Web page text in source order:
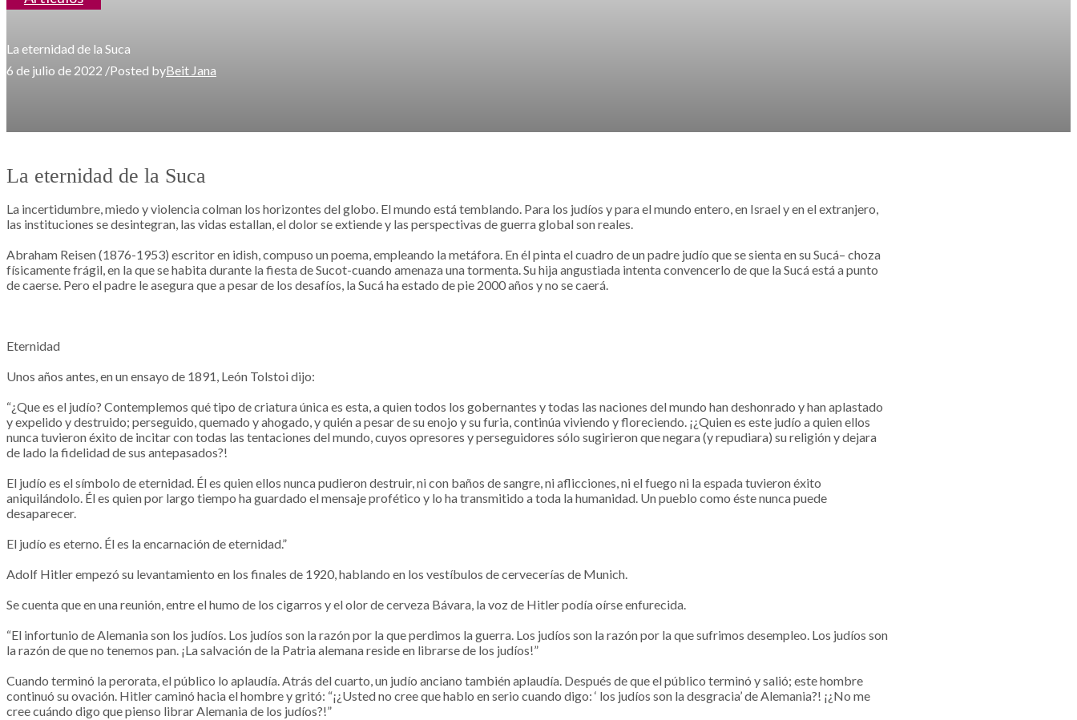
La eternidad de la Suca
6 de julio de 2022 /Posted byBeit Jana
La eternidad de la Suca
La incertidumbre, miedo y violencia colman los horizontes del globo. El mundo está temblando. Para los judíos y para el mundo entero, en Israel y en el extranjero,
las instituciones se desintegran, las vidas estallan, el dolor se extiende y las perspectivas de guerra global son reales.
Abraham Reisen (1876-1953) escritor en idish, compuso un poema, empleando la metáfora. En él pinta el cuadro de un padre judío que se sienta en su Sucá– choza
físicamente frágil, en la que se habita durante la fiesta de Sucot-cuando amenaza una tormenta. Su hija angustiada intenta convencerlo de que la Sucá está a punto
de caerse. Pero el padre le asegura que a pesar de los desafíos, la Sucá ha estado de pie 2000 años y no se caerá.
Eternidad
Unos años antes, en un ensayo de 1891, León Tolstoi dijo:
“¿Que es el judío? Contemplemos qué tipo de criatura única es esta, a quien todos los gobernantes y todas las naciones del mundo han deshonrado y han aplastado
y expelido y destruido; perseguido, quemado y ahogado, y quién a pesar de su enojo y su furia, continúa viviendo y floreciendo. ¡¿Quien es este judío a quien ellos
nunca tuvieron éxito de incitar con todas las tentaciones del mundo, cuyos opresores y perseguidores sólo sugirieron que negara (y repudiara) su religión y dejara
de lado la fidelidad de sus antepasados?!
El judío es el símbolo de eternidad. Él es quien ellos nunca pudieron destruir, ni con baños de sangre, ni aflicciones, ni el fuego ni la espada tuvieron éxito
aniquilándolo. Él es quien por largo tiempo ha guardado el mensaje profético y lo ha transmitido a toda la humanidad. Un pueblo como éste nunca puede
desaparecer.
El judío es eterno. Él es la encarnación de eternidad.”
Adolf Hitler empezó su levantamiento en los finales de 1920, hablando en los vestíbulos de cervecerías de Munich.
Se cuenta que en una reunión, entre el humo de los cigarros y el olor de cerveza Bávara, la voz de Hitler podía oírse enfurecida.
“El infortunio de Alemania son los judíos. Los judíos son la razón por la que perdimos la guerra. Los judíos son la razón por la que sufrimos desempleo. Los judíos son
la razón de que no tenemos pan. ¡La salvación de la Patria alemana reside en librarse de los judíos!”
Cuando terminó la perorata, el público lo aplaudía. Atrás del cuarto, un judío anciano también aplaudía. Después de que el público terminó y salió; este hombre
continuó su ovación. Hitler caminó hacia el hombre y gritó: “¡¿Usted no cree que hablo en serio cuando digo: ‘ los judíos son la desgracia’ de Alemania?! ¡¿No me
cree cuándo digo que pienso librar Alemania de los judíos?!”